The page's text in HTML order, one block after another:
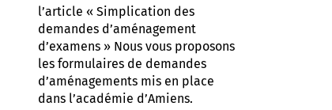
l’article « Simplication des
demandes d’aménagement
d’examens » Nous vous proposons
les formulaires de demandes
d’aménagements mis en place
dans l’académie d’Amiens.